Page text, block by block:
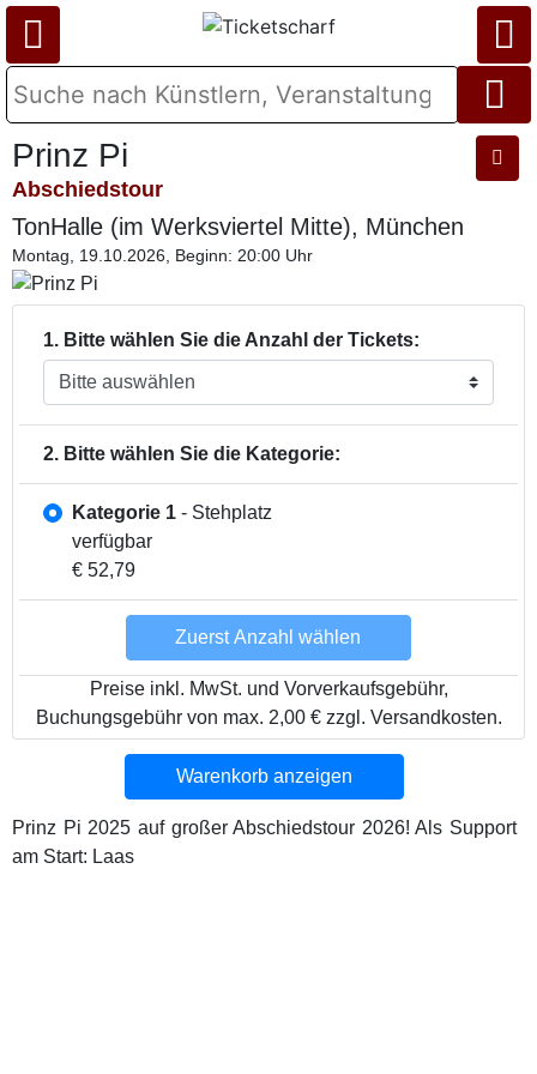
Prinz Pi
Abschiedstour
TonHalle (im Werksviertel Mitte), München
Montag, 19.10.2026, Beginn: 20:00 Uhr
1. Bitte wählen Sie die Anzahl der Tickets:
2. Bitte wählen Sie die Kategorie:
Kategorie 1 - Stehplatz
verfügbar
€ 52,79
Zuerst Anzahl wählen
Preise inkl. MwSt. und Vorverkaufsgebühr,
Buchungsgebühr von max. 2,00 € zzgl. Versandkosten.
Warenkorb anzeigen
Prinz Pi 2025 auf großer Abschiedstour 2026! Als Support
am Start: Laas